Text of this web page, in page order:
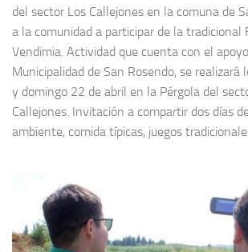
del sector Los Callejones en la comuna de
a la comunidad a participar de la tradicional
Vendimia. Actividad que cuenta con el
Municipalidad de San Rosendo, se realizará
y domingo 22 de abril en la Pérgola del
Callejones. Invitación a compartir dos días
ambiente, comida típicas, juegos